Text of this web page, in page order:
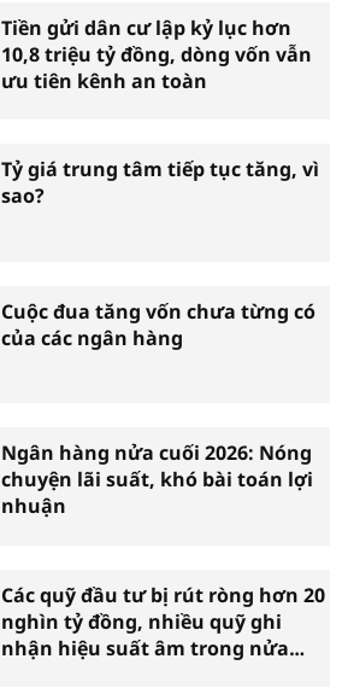
Tiền gửi dân cư lập kỷ lục hơn
10,8 triệu tỷ đồng, dòng vốn vẫn
ưu tiên kênh an toàn
Tỷ giá trung tâm tiếp tục tăng, vì
sao?
Cuộc đua tăng vốn chưa từng có
của các ngân hàng
Ngân hàng nửa cuối 2026: Nóng
chuyện lãi suất, khó bài toán lợi
nhuận
Các quỹ đầu tư bị rút ròng hơn 20
nghìn tỷ đồng, nhiều quỹ ghi
nhận hiệu suất âm trong nửa